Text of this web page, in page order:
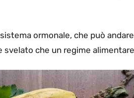
ormonale, che può
svelato che un regime